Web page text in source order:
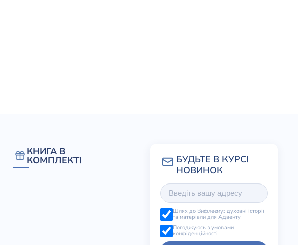
КНИГА В
КОМПЛЕКТІ
Шлях до Вифлеєму: духовні історії
та матеріали для Адвенту
Погоджуюсь з умовами
конфіденційності